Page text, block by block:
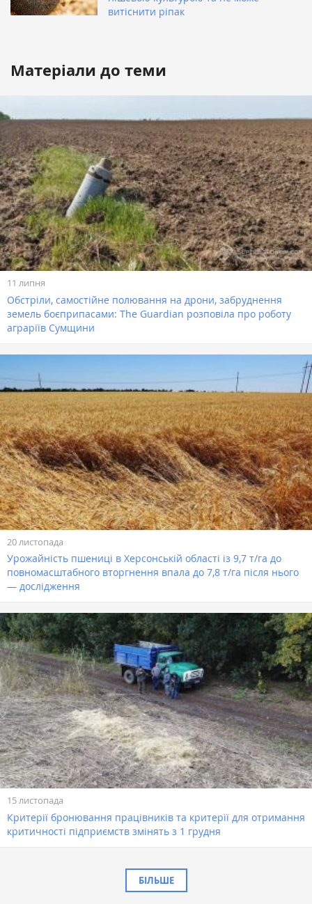
витіснити ріпак
Матеріали до теми
11 липня
Обстріли, самостійне полювання на дрони, забруднення
земель боєприпасами: The Guardian розповіла про роботу
аграріїв Сумщини
20 листопада
Урожайність пшениці в Херсонській області із 9,7 т/га до
повномасштабного вторгнення впала до 7,8 т/га після нього
— дослідження
15 листопада
Критерії бронювання працівників та критерії для отримання
критичності підприємств змінять з 1 грудня
БІЛЬШЕ